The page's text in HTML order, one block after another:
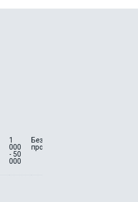
1
000
- 50
000
Без
процентов